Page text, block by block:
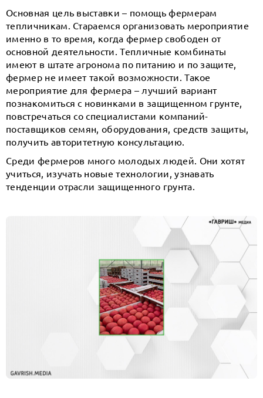
Основная цель выставки – помощь фермерам
тепличникам. Стараемся организовать мероприятие
именно в то время, когда фермер свободен от
основной деятельности. Тепличные комбинаты
имеют в штате агронома по питанию и по защите,
фермер не имеет такой возможности. Такое
мероприятие для фермера – лучший вариант
познакомиться с новинками в защищенном грунте,
повстречаться со специалистами компаний-
поставщиков семян, оборудования, средств защиты,
получить авторитетную консультацию.
Среди фермеров много молодых людей. Они хотят
учиться, изучать новые технологии, узнавать
тенденции отрасли защищенного грунта.